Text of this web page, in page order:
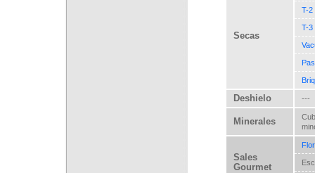
Secas
T-2
T-3
Deshielo ---
Minerales
Sales
Gourmet